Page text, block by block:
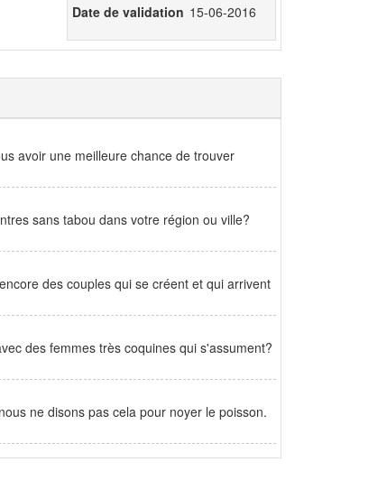
Date de validation 15-06-2016
avoir une meilleure chance de trouver
sans tabou dans votre région ou ville?
des couples qui se créent et qui arrivent
des femmes très coquines qui s'assument?
ne disons pas cela pour noyer le poisson.